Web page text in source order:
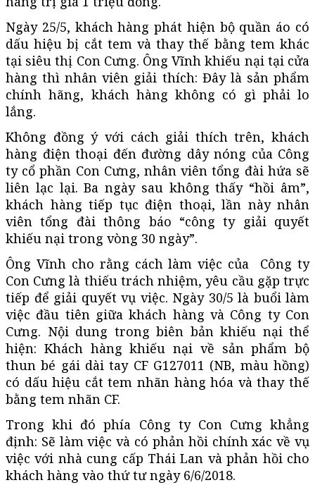
Ngày 25/5, khách hàng phát hiện bộ quần áo có
dấu hiệu bị cắt tem và thay thế bằng tem khác
tại siêu thị Con Cưng. Ông Vĩnh khiếu nại tại cửa
hàng thì nhân viên giải thích: Đây là sản phẩm
chính hãng, khách hàng không có gì phải lo
lắng.
Không đồng ý với cách giải thích trên, khách
hàng điện thoại đến đường dây nóng của Công
ty cổ phần Con Cưng, nhân viên tổng đài hứa sẽ
liên lạc lại. Ba ngày sau không thấy “hồi âm”,
khách hàng tiếp tục điện thoại, lần này nhân
viên tổng đài thông báo “công ty giải quyết
khiếu nại trong vòng 30 ngày”.
Ông Vĩnh cho rằng cách làm việc của Công ty
Con Cưng là thiếu trách nhiệm, yêu cầu gặp trực
tiếp để giải quyết vụ việc. Ngày 30/5 là buổi làm
việc đầu tiên giữa khách hàng và Công ty Con
Cưng. Nội dung trong biên bản khiếu nại thể
hiện: Khách hàng khiếu nại về sản phẩm bộ
thun bé gái dài tay CF G127011 (NB, màu hồng)
có dấu hiệu cắt tem nhãn hàng hóa và thay thế
bằng tem nhãn CF.
Trong khi đó phía Công ty Con Cưng khẳng
định: Sẽ làm việc và có phản hồi chính xác về vụ
việc với nhà cung cấp Thái Lan và phản hồi cho
khách hàng vào thứ tư ngày 6/6/2018.